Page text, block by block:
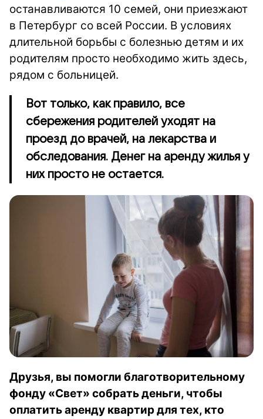
останавливаются 10 семей, они приезжают
в Петербург со всей России. В условиях
длительной борьбы с болезнью детям и их
родителям просто необходимо жить здесь,
рядом с больницей.
Вот только, как правило, все
сбережения родителей уходят на
проезд до врачей, на лекарства и
обследования. Денег на аренду жилья у
них просто не остается.
Друзья, вы помогли благотворительному
фонду «Свет» собрать деньги, чтобы
оплатить аренду квартир для тех, кто